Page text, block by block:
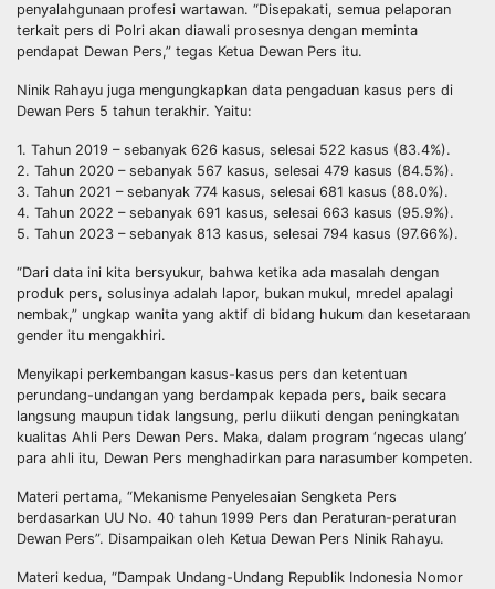
penyalahgunaan profesi wartawan. “Disepakati, semua pelaporan
terkait pers di Polri akan diawali prosesnya dengan meminta
pendapat Dewan Pers,” tegas Ketua Dewan Pers itu.
Ninik Rahayu juga mengungkapkan data pengaduan kasus pers di
Dewan Pers 5 tahun terakhir. Yaitu:
1. Tahun 2019 – sebanyak 626 kasus, selesai 522 kasus (83.4%).
2. Tahun 2020 – sebanyak 567 kasus, selesai 479 kasus (84.5%).
3. Tahun 2021 – sebanyak 774 kasus, selesai 681 kasus (88.0%).
4. Tahun 2022 – sebanyak 691 kasus, selesai 663 kasus (95.9%).
5. Tahun 2023 – sebanyak 813 kasus, selesai 794 kasus (97.66%).
“Dari data ini kita bersyukur, bahwa ketika ada masalah dengan
produk pers, solusinya adalah lapor, bukan mukul, mredel apalagi
nembak,” ungkap wanita yang aktif di bidang hukum dan kesetaraan
gender itu mengakhiri.
Menyikapi perkembangan kasus-kasus pers dan ketentuan
perundang-undangan yang berdampak kepada pers, baik secara
langsung maupun tidak langsung, perlu diikuti dengan peningkatan
kualitas Ahli Pers Dewan Pers. Maka, dalam program ‘ngecas ulang’
para ahli itu, Dewan Pers menghadirkan para narasumber kompeten.
Materi pertama, “Mekanisme Penyelesaian Sengketa Pers
berdasarkan UU No. 40 tahun 1999 Pers dan Peraturan-peraturan
Dewan Pers”. Disampaikan oleh Ketua Dewan Pers Ninik Rahayu.
Materi kedua, “Dampak Undang-Undang Republik Indonesia Nomor